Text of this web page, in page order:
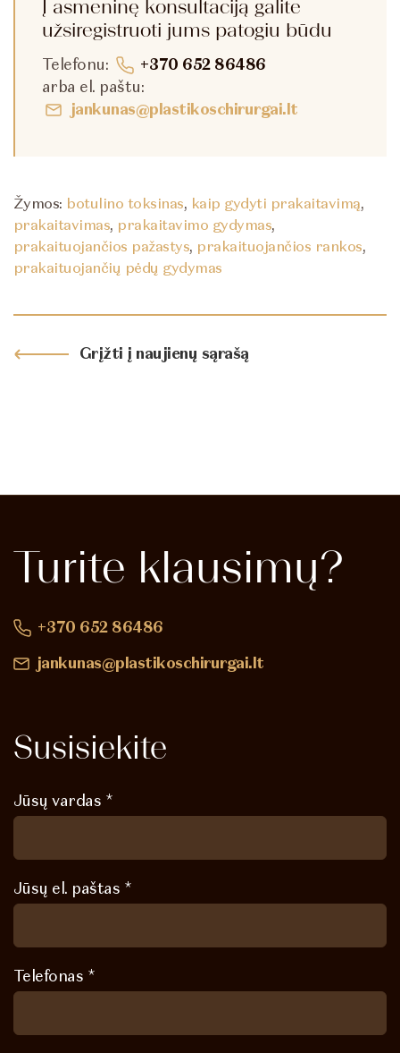
Į asmeninę konsultaciją galite
užsiregistruoti jums patogiu būdu
Telefonu:
+370 652 86486
arba el. paštu:
jankunas@plastikoschirurgai.lt
Žymos: botulino toksinas, kaip gydyti prakaitavimą,
prakaitavimas, prakaitavimo gydymas,
prakaituojančios pažastys, prakaituojančios rankos,
prakaituojančių pėdų gydymas
Grįžti į naujienų sąrašą
Turite klausimų?
+370 652 86486
jankunas@plastikoschirurgai.lt
Susisiekite
Jūsų vardas *
Jūsų el. paštas *
Telefonas *